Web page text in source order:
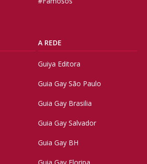
A REDE
Guiya Editora
Guia Gay São Paulo
Guia Gay Brasilia
Guia Gay Salvador
Guia Gay BH
Guia Gay Floripa